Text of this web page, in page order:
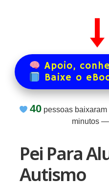
Apoio,
Baixe o
40pessoas baixaram
minutos
Pei Para
Autismo